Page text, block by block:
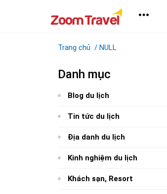
Trang chủ / NULL
Danh mục
Blog du lịch
Tin tức du lịch
Địa danh du lịch
Kinh nghiệm du lịch
Khách sạn, Resort